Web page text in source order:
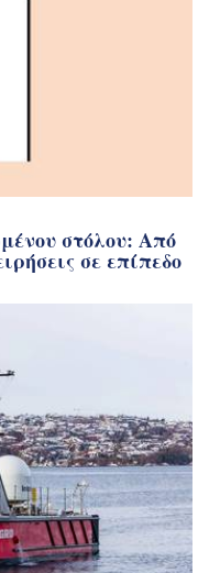
στόλου: Από
σε επίπεδο